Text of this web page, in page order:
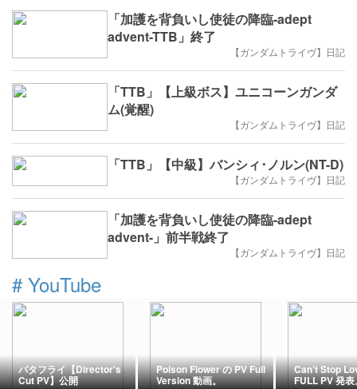
「加護を背負いし使徒の降臨-adept
advent-TTB」終了
【ガンダムトライヴ】日記
「TTB」【上級ボス】ユニコーンガンダ
ム(覚醒)
【ガンダムトライヴ】日記
「TTB」【中級】バンシィ･ノルン(NT-D)
【ガンダムトライヴ】日記
「加護を背負いし使徒の降臨-adept
advent-」前半戦終了
【ガンダムトライヴ】日記
# YouTube
バタフライ【Director's
Cut PV】公開
Poison Flower の PV Full
Version 動画。
Can’t Stop
FULL PV 発表